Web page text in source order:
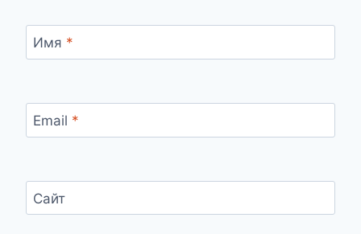
Имя *
Email *
Сайт